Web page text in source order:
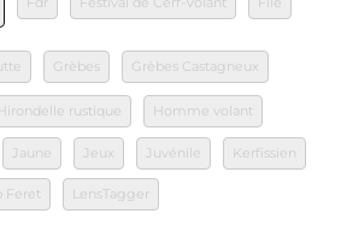
Grèbes Grèbes Castagneux
rustique Homme volant
Jaune Jeux Juvénile Kerfissien
Feret LensTagger